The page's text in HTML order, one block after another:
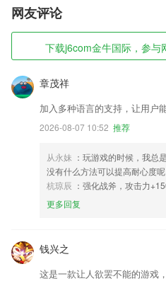
网友评论
下载j6com金牛国际，参
章茂祥
加入多种语言的支持，让用户
2026-08-07 10:52 推荐
从永妹 ：玩游戏的时候，我总
没有什么方法可以提高耐心度呢
杭琼辰 ：强化战斧，攻击力
更多回复
钱兴之
这是一款让人欲罢不能的游戏